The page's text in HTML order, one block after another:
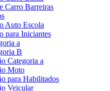
Carro Barreiras
Auto Escola
para Iniciantes
a
B
Categoria a
Moto
para Habilitados
Veicular